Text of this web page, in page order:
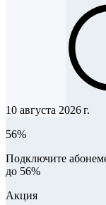
10 августа 2026 г.
56%
Подключите
до 56%
Акция